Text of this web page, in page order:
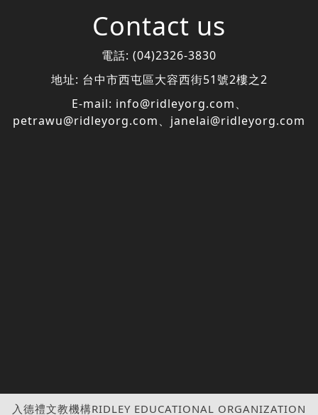
Contact us
電話: (04)2326-3830
地址: 台中市西屯區大容西街51號2樓之2
E-mail: info@ridleyorg.com、
petrawu@ridleyorg.com、 janelai@ridleyorg.com
入德禮文教機構RIDLEY EDUCATIONAL ORGANIZATION